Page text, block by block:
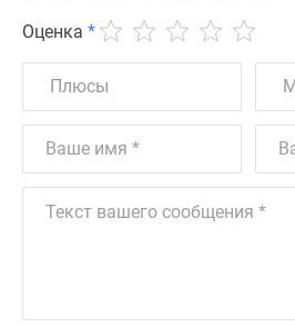
Оценка *